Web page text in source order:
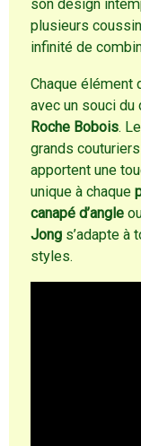
son design
plusieurs
infinité de
Chaque élément
avec un souci
Roche Bobois.
grands
apportent une
unique à chaque
canapé d’angle
Jong s’adapte à
styles.